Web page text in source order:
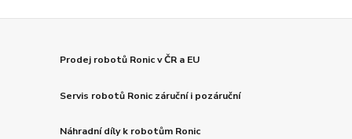
Prodej robotů Ronic v ČR a EU
Servis robotů Ronic záruční i pozáruční
Náhradní díly k robotům Ronic